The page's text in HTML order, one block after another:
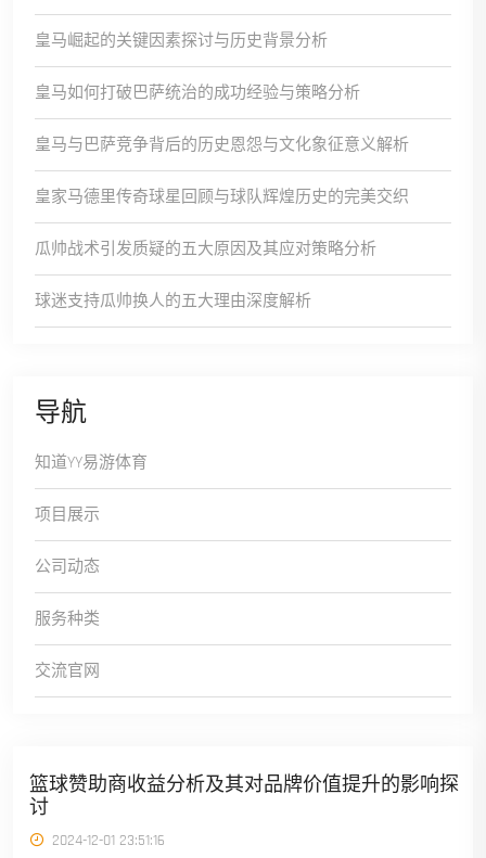
皇马崛起的关键因素探讨与历史背景分析
皇马如何打破巴萨统治的成功经验与策略分析
皇马与巴萨竞争背后的历史恩怨与文化象征意义解析
皇家马德里传奇球星回顾与球队辉煌历史的完美交织
瓜帅战术引发质疑的五大原因及其应对策略分析
球迷支持瓜帅换人的五大理由深度解析
导航
知道YY易游体育
项目展示
公司动态
服务种类
交流官网
篮球赞助商收益分析及其对品牌价值提升的影响探
讨
2024-12-01 23:51:16